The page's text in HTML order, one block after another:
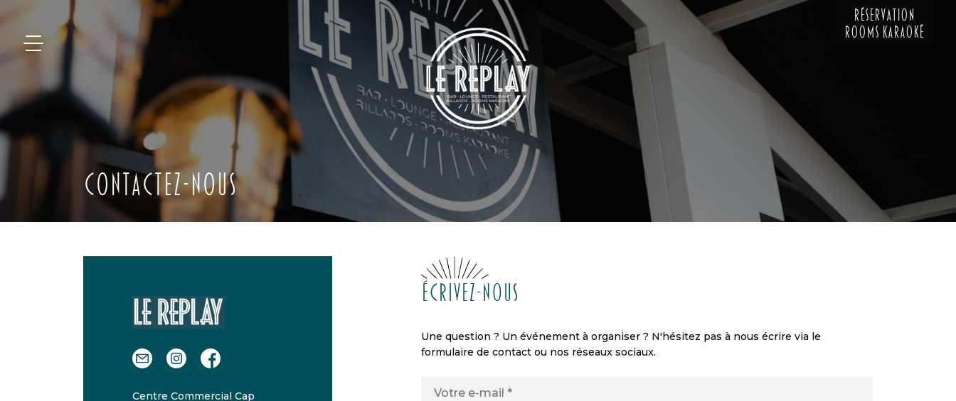
RÉSERVATION
ROOMS KARAOKÉ
Contactez-nous
Centre Commercial Cap
Écrivez-nous
Une question ? Un événement à organiser ? N'hésitez pas à nous écrire via le
formulaire de contact ou nos réseaux sociaux.